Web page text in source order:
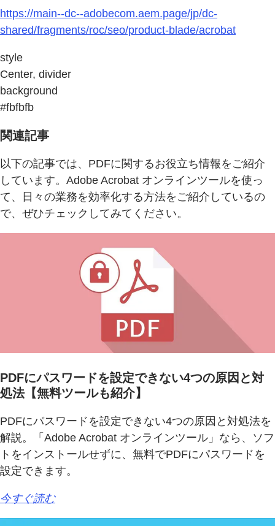
https://main--dc--adobecom.aem.page/jp/dc-
shared/fragments/roc/seo/product-blade/acrobat
style
Center, divider
background
#fbfbfb
関連記事
以下の記事では、PDFに関するお役立ち情報をご紹介
しています。Adobe Acrobat オンラインツールを使っ
て、日々の業務を効率化する方法をご紹介しているの
で、ぜひチェックしてみてください。
PDFにパスワードを設定できない4つの原因と対
処法【無料ツールも紹介】
PDFにパスワードを設定できない4つの原因と対処法を
解説。「Adobe Acrobat オンラインツール」なら、ソフ
トをインストールせずに、無料でPDFにパスワードを
設定できます。
今すぐ読む